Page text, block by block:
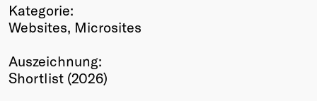
Young Creatives
Friends of Creativity
Winners
2026
Kategorie:
Websites, Microsites
Auszeichnung:
Shortlist (2026)